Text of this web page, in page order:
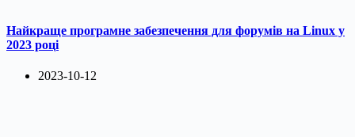
Найкраще програмне забезпечення для форумів на Linux у
2023 році
2023-10-12